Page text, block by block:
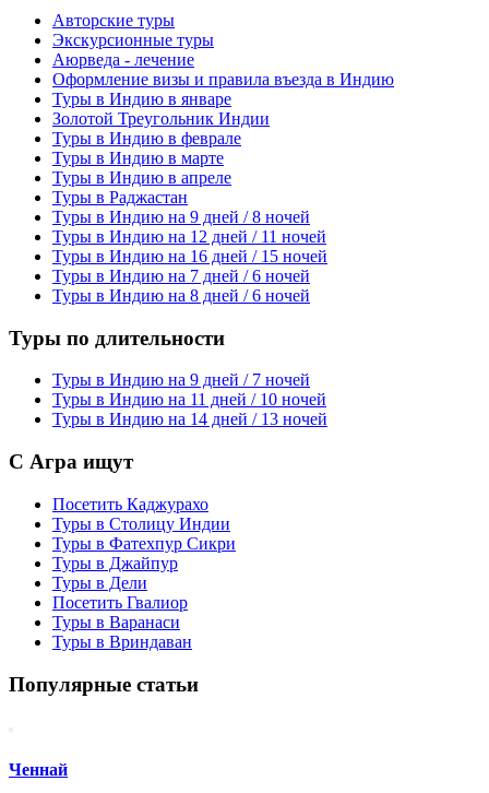
Авторские туры
Экскурсионные туры
Аюрведа - лечение
Оформление визы и правила въезда в Индию
Туры в Индию в январе
Золотой Треугольник Индии
Туры в Индию в феврале
Туры в Индию в марте
Туры в Индию в апреле
Туры в Раджастан
Туры в Индию на 9 дней / 8 ночей
Туры в Индию на 12 дней / 11 ночей
Туры в Индию на 16 дней / 15 ночей
Туры в Индию на 7 дней / 6 ночей
Туры в Индию на 8 дней / 6 ночей
Туры по длительности
Туры в Индию на 9 дней / 7 ночей
Туры в Индию на 11 дней / 10 ночей
Туры в Индию на 14 дней / 13 ночей
С Агра ищут
Посетить Каджурахо
Туры в Столицу Индии
Туры в Фатехпур Сикри
Туры в Джайпур
Туры в Дели
Посетить Гвалиор
Туры в Варанаси
Туры в Вриндаван
Популярные статьи
Ченнай